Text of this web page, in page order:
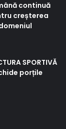
continuă
creșterea
SPORTIVĂ
porțile